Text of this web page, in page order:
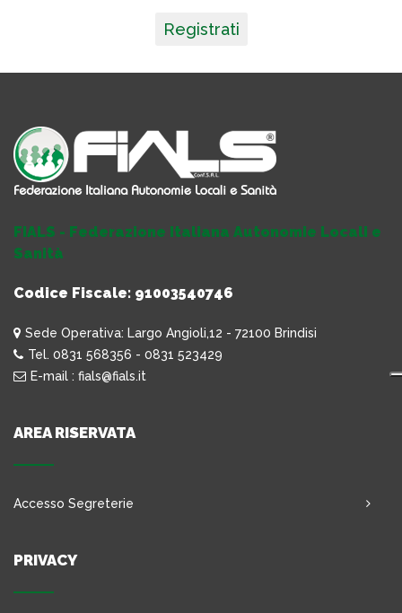
Registrati
FIALS - Federazione Italiana Autonomie Locali e
Sanità
Codice Fiscale: 91003540746
Sede Operativa: Largo Angioli,12 - 72100 Brindisi
Tel. 0831 568356 - 0831 523429
E-mail : fials@fials.it
AREA RISERVATA
Accesso Segreterie
PRIVACY